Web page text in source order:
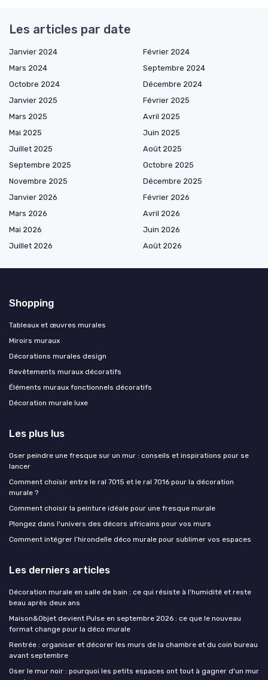
Les articles par date
Janvier 2024
Février 2024
Mars 2024
Septembre 2024
Octobre 2024
Décembre 2024
Janvier 2025
Février 2025
Mars 2025
Avril 2025
Mai 2025
Juin 2025
Juillet 2025
Août 2025
Septembre 2025
Octobre 2025
Novembre 2025
Décembre 2025
Janvier 2026
Février 2026
Mars 2026
Avril 2026
Mai 2026
Juin 2026
Juillet 2026
Août 2026
Shopping
Tableaux et œuvres murales
Miroirs muraux
Décorations murales design
Revêtements muraux décoratifs
Éléments muraux fonctionnels décoratifs
Décoration murale luxe
Les plus lus
Oser peindre une fresque sur un mur : conseils et inspirations pour se
lancer
Comment choisir entre le ral 7015 et le ral 7016 pour la décoration
murale ?
Comment choisir la peinture idéale pour une fresque murale
Plongez dans l'univers des décors africains pour vos murs
Comment intégrer l’hirondelle déco murale pour sublimer vos espaces
Les derniers articles
Décoration murale en salle de bain : ce qui résiste à l'humidité et reste
beau après deux ans
Maison&Objet devient Pulse en septembre 2026 : ce que le nouveau
format change pour la déco murale
Rentrée : organiser et décorer les murs de la chambre et du coin bureau
avant septembre
Oser le mur noir : pourquoi les petits espaces ont tout à gagner d'un mur